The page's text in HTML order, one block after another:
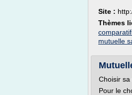
Site :
Thèmes
mutuelle
Choisir
Pour le